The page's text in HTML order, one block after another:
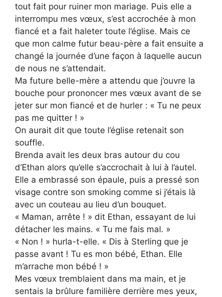
tout fait pour ruiner mon mariage. Puis elle a
interrompu mes vœux, s’est accrochée à mon
fiancé et a fait haleter toute l’église. Mais ce
que mon calme futur beau-père a fait ensuite a
changé la journée d’une façon à laquelle aucun
de nous ne s’attendait.
Ma future belle-mère a attendu que j’ouvre la
bouche pour prononcer mes vœux avant de se
jeter sur mon fiancé et de hurler : « Tu ne peux
pas me quitter ! »
On aurait dit que toute l’église retenait son
souffle.
Brenda avait les deux bras autour du cou
d’Ethan alors qu’elle s’accrochait à lui à l’autel.
Elle a embrassé son épaule, puis a pressé son
visage contre son smoking comme si j’étais là
avec un couteau au lieu d’un bouquet.
« Maman, arrête ! » dit Ethan, essayant de lui
détacher les mains. « Tu me fais mal. »
« Non ! » hurla-t-elle. « Dis à Sterling que je
passe avant ! Tu es mon bébé, Ethan. Elle
m’arrache mon bébé ! »
Mes vœux tremblaient dans ma main, et je
sentais la brûlure familière derrière mes yeux,